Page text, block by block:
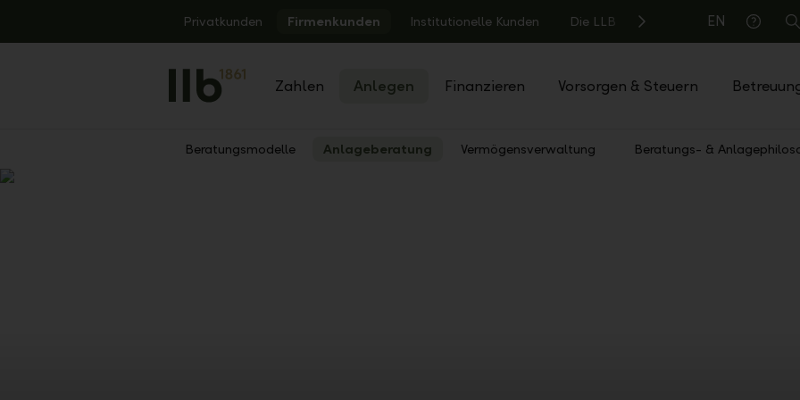
Privatkunden Firmenkunden Institutionelle Kunden Die LLB
EN
Hilfe
Zahlen Anlegen Finanzieren Vorsorgen & Steuern
Beratungsmodelle Anlageberatung Vermögensverwaltung Beratungs- &